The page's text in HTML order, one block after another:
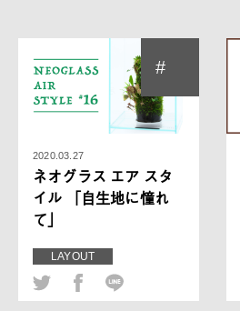
#
2020.03.27
ネオグラス エア スタ
イル 「自生地に憧れ
て」
LAYOUT